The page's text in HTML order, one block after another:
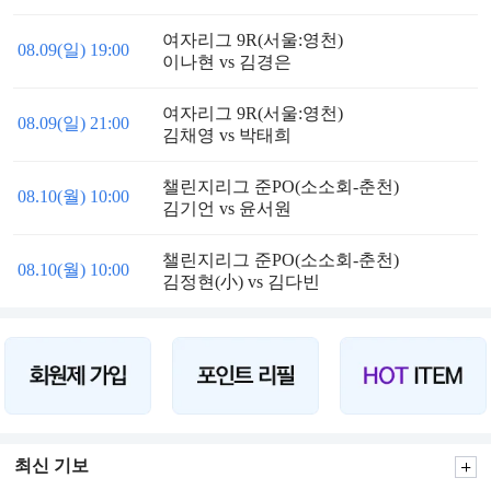
08.09(일) 19:00
여자리그 9R(서울:영천)
이나현 vs 김경은
08.09(일) 21:00
여자리그 9R(서울:영천)
김채영 vs 박태희
08.10(월) 10:00
챌린지리그 준PO(소소회-춘천)
김기언 vs 윤서원
08.10(월) 10:00
챌린지리그 준PO(소소회-춘천)
김정현(小) vs 김다빈
최신 기보